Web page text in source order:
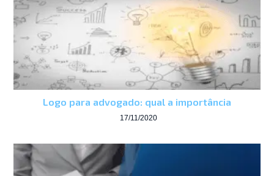
Logo para advogado: qual a importância
17/11/2020